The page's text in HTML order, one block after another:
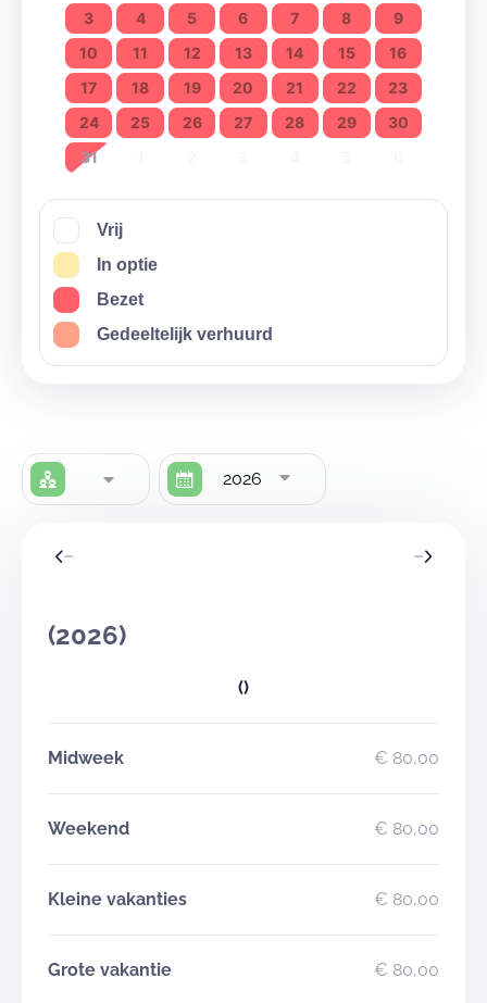
3
4 5 6 7 8
9
10
11 12 13 14 15
16
17
18 19 20 21 22
23
24
25 26 27 28 29
30
31
Vrij
In optie
Bezet
Gedeeltelijk verhuurd
2026
(2026)
()
Midweek € 80,00
Weekend € 80,00
Kleine vakanties € 80,00
Grote vakantie € 80,00